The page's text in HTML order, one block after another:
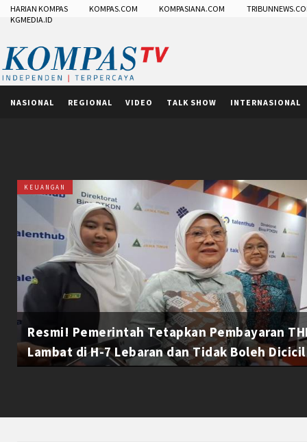
HARIAN KOMPAS KOMPAS.COM KOMPASIANA.COM
KGMEDIA.ID
NASIONAL REGIONAL VIDEO TALK SHOW INTERNASIONAL
KEUANGAN
Resmi! Pemerintah Tetapkan Pembayaran
Lambat di H-7 Lebaran dan Tidak Boleh Dicicil